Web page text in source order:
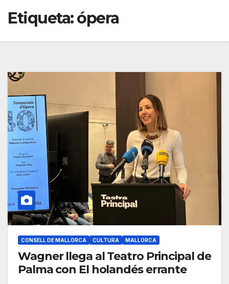
Etiqueta:ópera
CONSELL DE MALLORCA CULTURA MALLORCA
Wagner llega al Teatro Principal de
Palma con El holandés errante